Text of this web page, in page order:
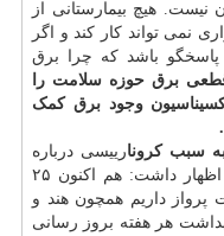
نیست. هیچ بیمارستانی از
نمی تواند کار کند و اگر
پاسخگو باشد که چرا برق
برق حوزه سلامت را
وجود برق کمک
رییسی درباره
ممنوعیت پروازها از برخی کشورها هم اظهار داشت: هم اکنون ۲۵
پرواز داریم همچون هند و
هر هفته بروز رسانی